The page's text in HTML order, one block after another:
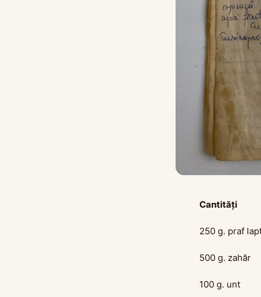
Cantități
250 g. praf
500 g. zahăr
100 g. unt